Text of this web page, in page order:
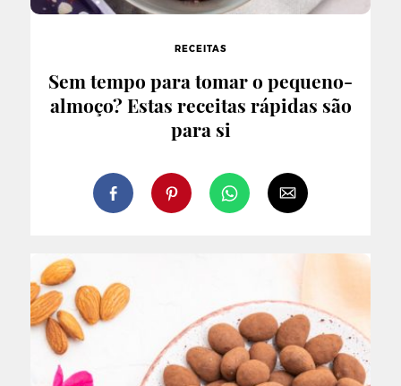
RECEITAS
Sem tempo para tomar o pequeno-
almoço? Estas receitas rápidas são
para si